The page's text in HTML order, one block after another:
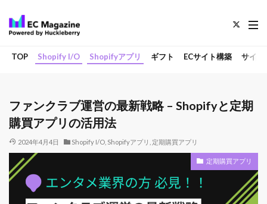
TOP Shopify I/O Shopifyアプリ ギフト ECサイト構築 サイト
ファンクラブ運営の最新戦略 – Shopifyと定期
購買アプリの活用法
2024年4月4日 Shopify I/O Shopifyアプリ 定期購買アプリ
定期購買アプリ